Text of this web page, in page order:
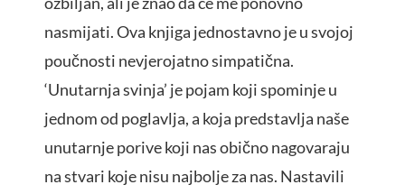
nasmijati. Ova knjiga jednostavno je u svojoj
poučnosti nevjerojatno simpatična.
‘Unutarnja svinja’ je pojam koji spominje u
jednom od poglavlja, a koja predstavlja naše
unutarnje porive koji nas obično nagovaraju
na stvari koje nisu najbolje za nas. Nastavili